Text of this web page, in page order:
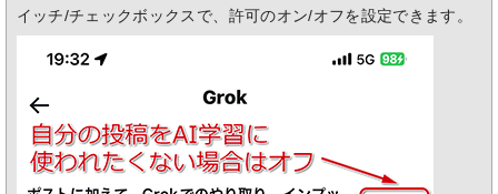
イッチ/チェックボックスで、許可のオン/オフを設定できます。